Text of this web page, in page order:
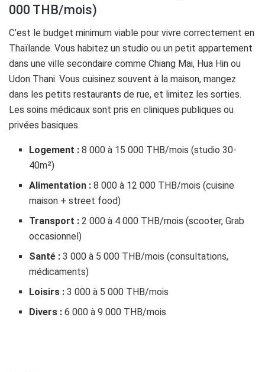
000 THB/mois)
C’est le budget minimum viable pour vivre correctement en
Thaïlande. Vous habitez un studio ou un petit appartement
dans une ville secondaire comme Chiang Mai, Hua Hin ou
Udon Thani. Vous cuisinez souvent à la maison, mangez
dans les petits restaurants de rue, et limitez les sorties.
Les soins médicaux sont pris en cliniques publiques ou
privées basiques.
Logement : 8 000 à 15 000 THB/mois (studio 30-
40m²)
Alimentation : 8 000 à 12 000 THB/mois (cuisine
maison + street food)
Transport : 2 000 à 4 000 THB/mois (scooter, Grab
occasionnel)
Santé : 3 000 à 5 000 THB/mois (consultations,
médicaments)
Loisirs : 3 000 à 5 000 THB/mois
Divers : 6 000 à 9 000 THB/mois